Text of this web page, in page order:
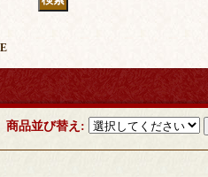
商品並び替え :